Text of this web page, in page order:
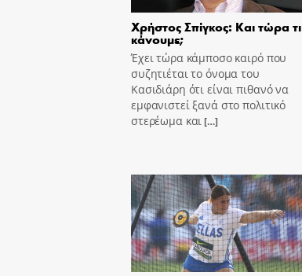
Χρήστος Σπίγκος: Και τώρα τι
κάνουμε;
Έχει τώρα κάμποσο καιρό που
συζητιέται το όνομα του
Κασιδιάρη ότι είναι πιθανό να
εμφανιστεί ξανά στο πολιτικό
στερέωμα και[…]